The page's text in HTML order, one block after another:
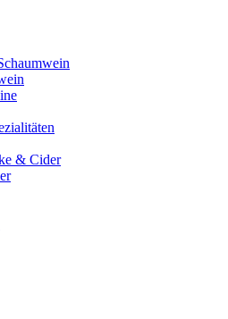
& Cider